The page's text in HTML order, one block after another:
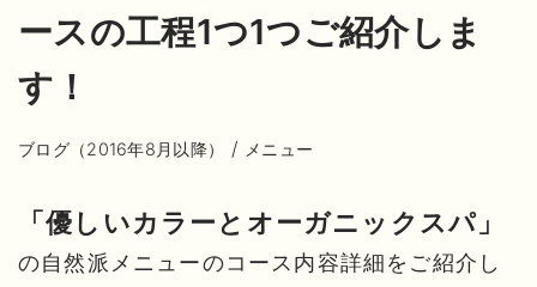
ースの工程1つ1つご紹介しま
す！
ブログ（2016年8月以降） / メニュー
「優しいカラーとオーガニックスパ」
の自然派メニューのコース内容詳細をご紹介し